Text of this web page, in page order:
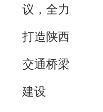
议，全力
打造陕西
交通桥梁
建设